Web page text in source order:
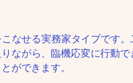
なせる実務家タイプです
ながら、臨機応変に行動
ができます。